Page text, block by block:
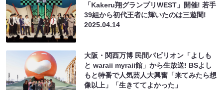
「Kakeru翔グランプリWEST」開催! 若手
39組から初代王者に輝いたのは三遊間!
2025.04.14
大阪・関西万博 民間パビリオン「よしも
と waraii myraii館」から生放送! BSよし
もと特番で人気芸人大興奮「来てみたら想
像以上」「生きててよかった」